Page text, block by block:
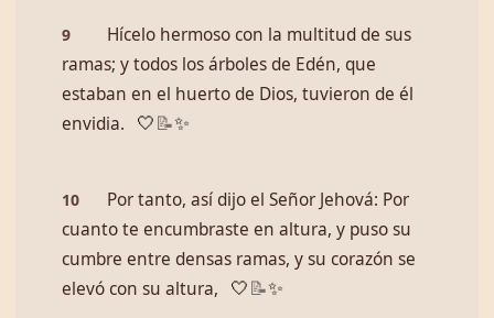
9
Hícelo hermoso con la multitud de sus
ramas; y todos los árboles de Edén, que
estaban en el huerto de Dios, tuvieron de él
envidia.
🤍 📝✨
10
Por tanto, así dijo el Señor Jehová: Por
cuanto te encumbraste en altura, y puso su
cumbre entre densas ramas, y su corazón se
elevó con su altura,
🤍 📝✨